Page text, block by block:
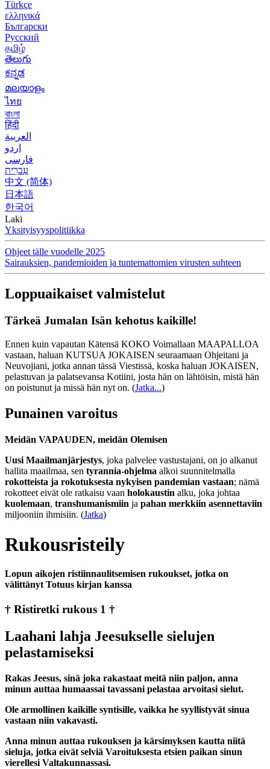
Türkçe
ελληνικά
Български
Русский
தமிழ்
తెలుగు
ಕನ್ನಡ
മലയാളം
ไทย
বাংলা
हिंदी
العربية
اردو
فارسی
עִברִית
中文 (简体)
日本語
한국어
Laki
Yksityisyyspolitiikka
Ohjeet tälle vuodelle 2025
Sairauksien, pandemioiden ja tuntemattomien virusten suhteen
Loppuaikaiset valmistelut
Tärkeä Jumalan Isän kehotus kaikille!
Ennen kuin vapautan Kätensä KOKO Voimallaan MAAPALLOA
vastaan, haluan KUTSUA JOKAISEN seuraamaan Ohjeitani ja
Neuvojiani, jotka annan tässä Viestissä, koska haluan JOKAISEN,
pelastuvan ja palatsevansa Kotiini, josta hän on lähtöisin, mistä hän
on poistunut ja missä hän nyt on. (Jatka...)
Punainen varoitus
Meidän VAPAUDEN, meidän Olemisen
Uusi Maailmanjärjestys, joka palvelee vastustajani, on jo alkanut
hallita maailmaa, sen tyrannia-ohjelma alkoi suunnitelmalla
rokotteista ja rokotuksesta nykyisen pandemian vastaan; nämä
rokotteet eivät ole ratkaisu vaan holokaustin alku, joka johtaa
kuolemaan, transhumanismiin ja pahan merkkiin asennettaviin
miljooniin ihmisiin. (Jatka)
Rukousristeily
Lopun aikojen ristiinnaulitsemisen rukoukset, jotka on
välittänyt Totuus kirjan kanssa
† Ristiretki rukous 1 †
Laahani lahja Jeesukselle sielujen
pelastamiseksi
Rakas Jeesus, sinä joka rakastaat meitä niin paljon, anna
minun auttaa humaassai tavassani pelastaa arvoitasi sielut.
Ole armollinen kaikille syntisille, vaikka he syyllistyvät sinua
vastaan niin vakavasti.
Anna minun auttaa rukouksen ja kärsimyksen kautta niitä
sieluja, jotka eivät selviä Varoituksesta etsien paikan sinun
vierellesi Valtakunnassasi.